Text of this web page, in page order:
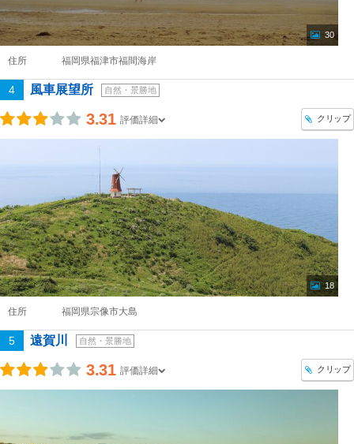
30
住所 福岡県福津市福間海岸
4 風車展望所 自然・景勝地
3.31 評価詳細 クリップ
18
住所 福岡県宗像市大島
5 遠賀川 自然・景勝地
3.31 評価詳細 クリップ